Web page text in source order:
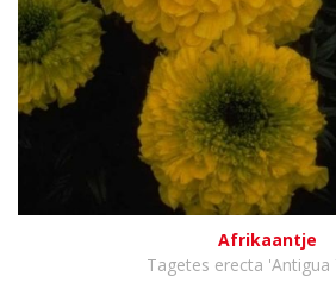
Afrikaantje
Tagetes erecta 'Antigua